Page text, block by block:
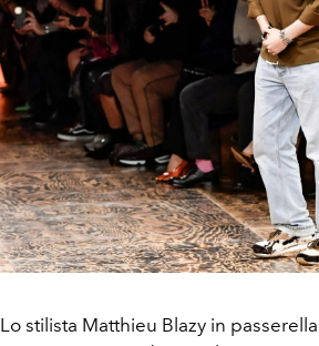
Lo stilista Matthieu Blazy in